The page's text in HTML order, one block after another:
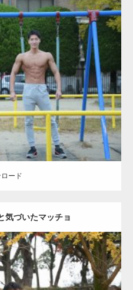
マッチョ
2021.07.6
AKIHITO(細マッチョ) 腹筋 大胸筋
ード
気づいたマッチョ